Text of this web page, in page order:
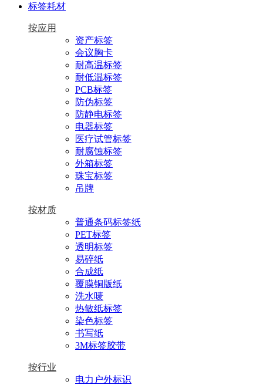
标签耗材
按应用
资产标签
会议胸卡
耐高温标签
耐低温标签
PCB标签
防伪标签
防静电标签
电器标签
医疗试管标签
耐腐蚀标签
外箱标签
珠宝标签
吊牌
按材质
普通条码标签纸
PET标签
透明标签
易碎纸
合成纸
覆膜铜版纸
洗水唛
热敏纸标签
染色标签
书写纸
3M标签胶带
按行业
电力户外标识